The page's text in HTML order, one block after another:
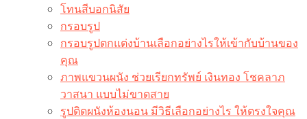
โทนสีบอกนิสัย
กรอบรูป
กรอบรูปตกแต่งบ้านเลือกอย่างไรให้เข้ากับบ้านของ
คุณ
ภาพแขวนผนัง ช่วยเรียกทรัพย์ เงินทอง โชคลาภ
วาสนา แบบไม่ขาดสาย
รูปติดผนังห้องนอน มีวิธีเลือกอย่างไร ให้ตรงใจคุณ